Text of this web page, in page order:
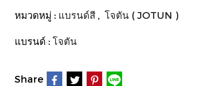
หมวดหมู่ : แบรนด์สี , โจตัน ( JOTUN )
แบรนด์ : โจตัน
Share